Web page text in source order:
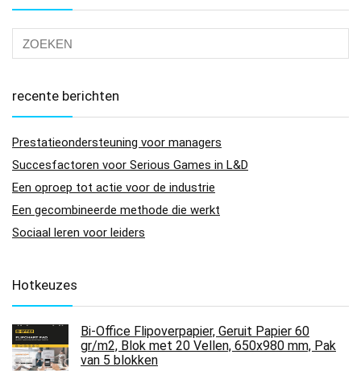
recente berichten
Prestatieondersteuning voor managers
Succesfactoren voor Serious Games in L&D
Een oproep tot actie voor de industrie
Een gecombineerde methode die werkt
Sociaal leren voor leiders
Hotkeuzes
Bi-Office Flipoverpapier, Geruit Papier 60
gr/m2, Blok met 20 Vellen, 650x980 mm, Pak
van 5 blokken